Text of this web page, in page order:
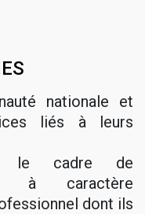
nationale et
liés à leurs
le cadre de
à caractère
dont ils